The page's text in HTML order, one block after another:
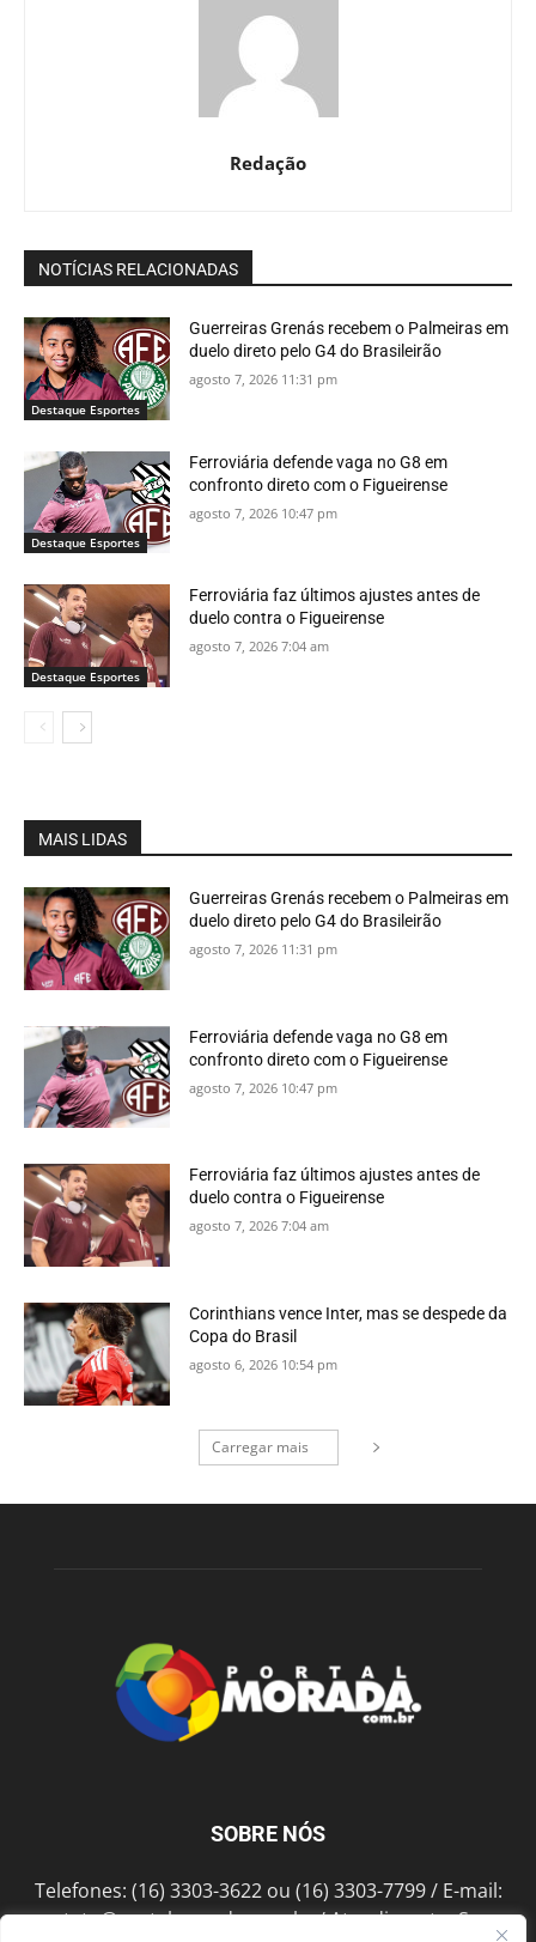
Redação
NOTÍCIAS RELACIONADAS
Destaque Esportes
Guerreiras Grenás recebem o Palmeiras em
duelo direto pelo G4 do Brasileirão
agosto 7, 2026 11:31 pm
Destaque Esportes
Ferroviária defende vaga no G8 em
confronto direto com o Figueirense
agosto 7, 2026 10:47 pm
Destaque Esportes
Ferroviária faz últimos ajustes antes de
duelo contra o Figueirense
agosto 7, 2026 7:04 am
MAIS LIDAS
Guerreiras Grenás recebem o Palmeiras em
duelo direto pelo G4 do Brasileirão
agosto 7, 2026 11:31 pm
Ferroviária defende vaga no G8 em
confronto direto com o Figueirense
agosto 7, 2026 10:47 pm
Ferroviária faz últimos ajustes antes de
duelo contra o Figueirense
agosto 7, 2026 7:04 am
Corinthians vence Inter, mas se despede da
Copa do Brasil
agosto 6, 2026 10:54 pm
Carregar mais
SOBRE NÓS
Telefones: (16) 3303-3622 ou (16) 3303-7799 / E-mail:
contato@portalmorada.com.br/ Atendimento: Seg a